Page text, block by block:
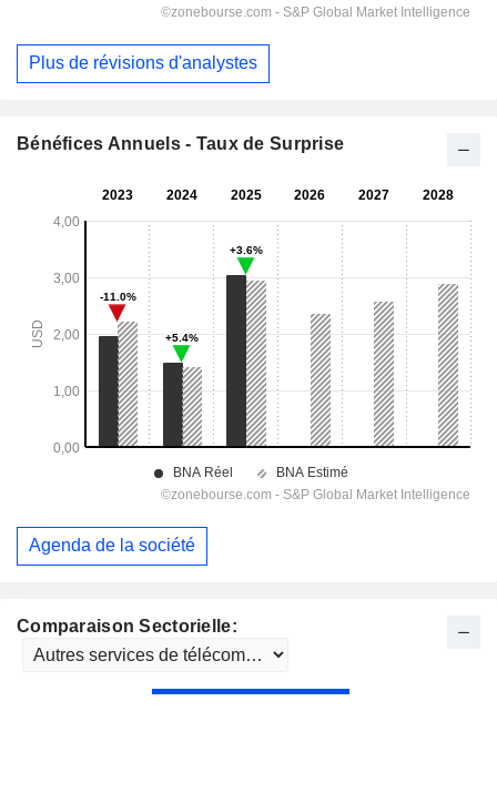
Comparaison Sectorielle:
Plus de révisions d'analystes
Bénéfices Annuels - Taux de Surprise
Agenda de la société